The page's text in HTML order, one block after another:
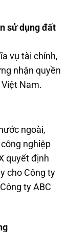
sử dụng đất
vụ tài chính,
nhận quyền
Nam.
ngoài,
nghiệp
quyết định
cho Công ty
ty ABC